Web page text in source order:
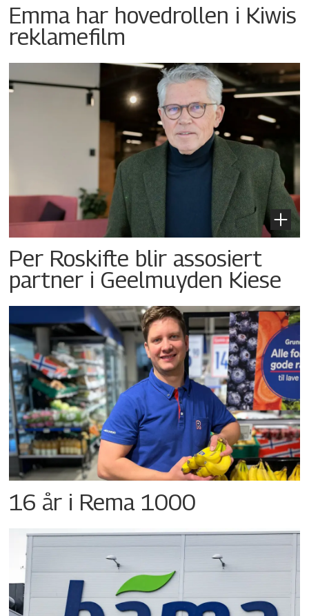
Emma har hovedrollen i Kiwis
reklamefilm
Per Roskifte blir assosiert
partner i Geelmuyden Kiese
16 år i Rema 1000